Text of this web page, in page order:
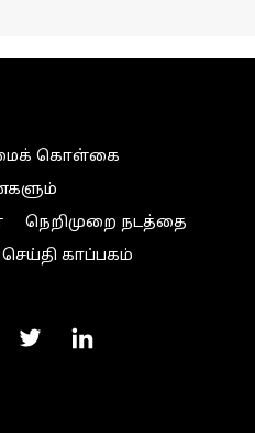
கொள்கை
நெறிமுறை நடத்தை
செய்தி காப்பகம்